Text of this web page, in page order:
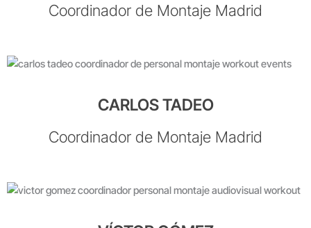
Coordinador de Montaje Madrid
CARLOS TADEO
Coordinador de Montaje Madrid